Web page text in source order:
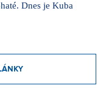
Dnes je Kuba